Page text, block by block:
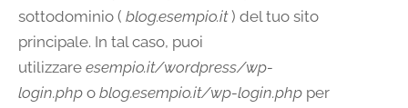
sottodominio ( blog.esempio.it) del tuo sito
principale. In tal caso, puoi
utilizzare esempio.it/wordpress/wp-
login.php o blog.esempio.it/wp-login.php per